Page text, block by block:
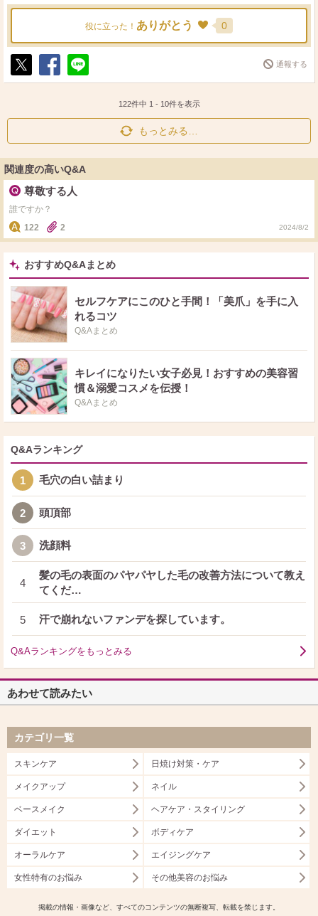
役に立った！ ありがとう 0
ポ
シ
送
通報する
122件中 1 - 10件を表示
もっとみる…
関連度の高いQ&A
尊敬する人
誰ですか？
122
2 2024/8/2
おすすめQ&Aまとめ
セルフケアにこのひと手間！「美爪」を手に入
れるコツ
Q&Aまとめ
キレイになりたい女子必見！おすすめの美容習
慣＆溺愛コスメを伝授！
Q&Aまとめ
Q&Aランキング
1 毛穴の白い詰まり
2 頭頂部
3 洗顔料
4
髪の毛の表面のパヤパヤした毛の改善方法について教え
てくだ…
5 汗で崩れないファンデを探しています。
Q&Aランキングをもっとみる
あわせて読みたい
カテゴリ一覧
スキンケア 日焼け対策・ケア
メイクアップ ネイル
ベースメイク ヘアケア・スタイリング
ダイエット ボディケア
オーラルケア エイジングケア
女性特有のお悩み その他美容のお悩み
掲載の情報・画像など、すべてのコンテンツの無断複写、転載を禁じます。